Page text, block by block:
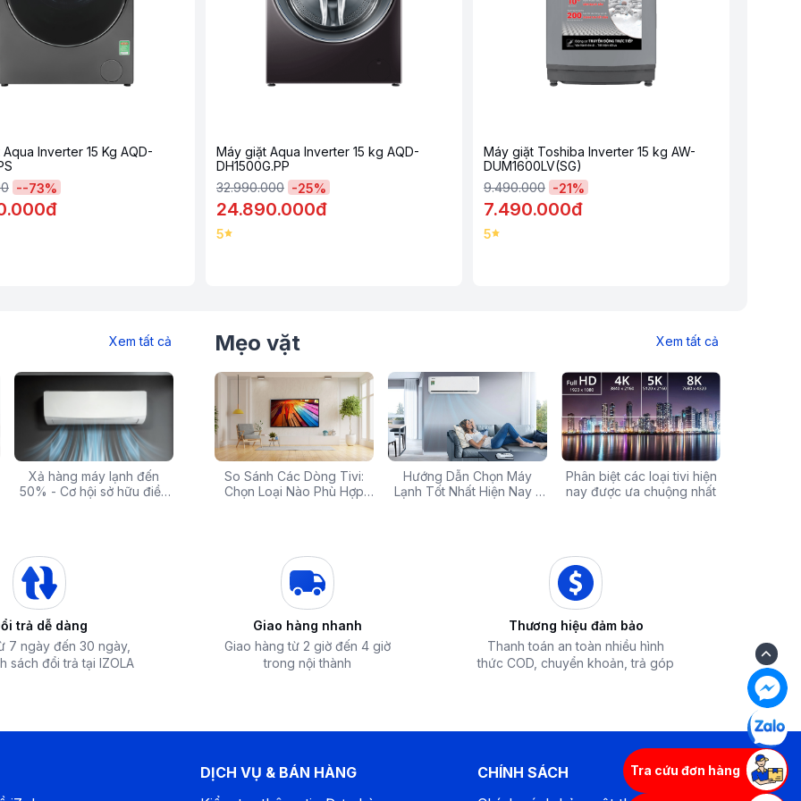
Tra cứu đơn hàng
kỳ chắc chắn. Mặt kính trong suốt nên
Đặc biệt nắp máy có thiết kế trợ lực
các bé nhỏ trong gia đình.
thép không gỉ. Dạng lồng giặt này
và chăm sóc sợi vải.
Inverter 15 Kg AQD-
--73%
Máy giặt Aqua Inverter 15 kg AQD-
DH1500G.PP
32.990.000 -25%
24.890.000đ
5
Máy giặt Toshiba Inverter 15 kg AW-
DUM1600LV(SG)
9.490.000 -21%
7.490.000đ
5
Xem tất cả
Xả hàng máy lạnh đến
50% - Cơ hội sở hữu điều
Săn Sale Khủng: Hàng
Điện Máy Cao Cấp Giảm
Tivi Chính Hãng Giá Rẻ –
Siêu Ưu Đãi Chỉ Có Tại
Tivi sale khủng đến 60%:
Cơ hội sở hữu chiếc tivi
50% - Cơ hội
Mẹo vặt Xem tất cả
Top 10 máy lọc nước nóng
lạnh tốt nhất đáng mua
So Sánh Các Dòng Tivi:
Chọn Loại Nào Phù Hợp
Hướng Dẫn Chọn Máy
Lạnh Tốt Nhất Hiện Nay –
Phân biệt các loại tivi hiện
nay được ưa chuộng nhất
trả dễ dàng
7 ngày đến 30 ngày,
sách đổi trả tại IZOLA
Giao hàng nhanh
Giao hàng từ 2 giờ đến 4 giờ
trong nội thành
Thương hiệu đảm bảo
Thanh toán an toàn nhiều hình
thức COD, chuyển khoản, trả góp
DỊCH VỤ & BÁN HÀNG
CHÍNH SÁCH